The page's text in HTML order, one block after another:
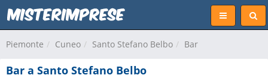
Piemonte Cuneo Santo Stefano Belbo Bar
Bar a Santo Stefano Belbo